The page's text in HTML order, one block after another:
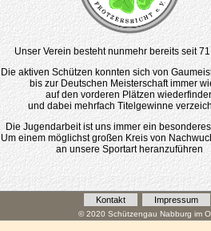
Unser Verein besteht nunmehr bereits seit
Die aktiven Schützen konnten sich von
bis zur Deutschen Meisterschaft immer
auf den vorderen Plätzen
und dabei mehrfach Titelgewinne
Die Jugendarbeit ist uns immer ein
Um einem möglichst großen Kreis von
an unsere Sportart heranzuführen
Kontakt Impressum
© 2020 Schützengau Nabburg im